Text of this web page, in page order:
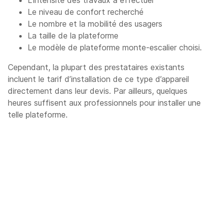
Le niveau de confort recherché
Le nombre et la mobilité des usagers
La taille de la plateforme
Le modèle de plateforme monte-escalier choisi.
Cependant, la plupart des prestataires existants
incluent le tarif d’installation de ce type d’appareil
directement dans leur devis. Par ailleurs, quelques
heures suffisent aux professionnels pour installer une
telle plateforme.